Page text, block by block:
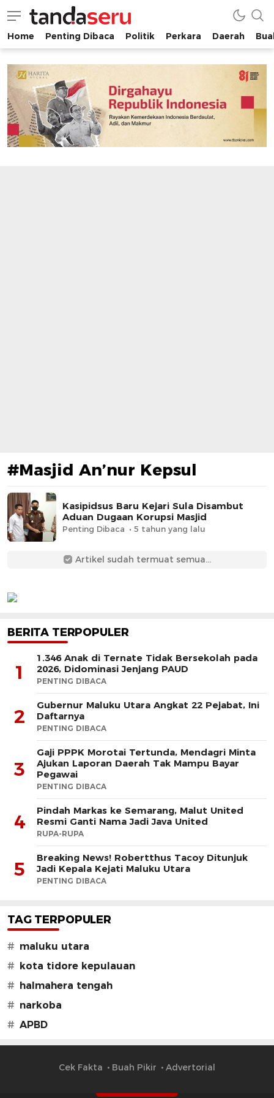
tandaseru.com | Penting Dibaca
tandaseru.com
Home Penting Dibaca Politik Perkara Daerah
#Masjid An’nur Kepsul
Kasipidsus Baru Kejari Sula Disambut
Aduan Dugaan Korupsi Masjid
Penting Dibaca 5 tahun yang lalu
Artikel sudah termuat semua...
BERITA TERPOPULER
1
1.346 Anak di Ternate Tidak Bersekolah pada
2026, Didominasi Jenjang PAUD
PENTING DIBACA
2
Gubernur Maluku Utara Angkat 22 Pejabat, Ini
Daftarnya
PENTING DIBACA
3
Gaji PPPK Morotai Tertunda, Mendagri Minta
Ajukan Laporan Daerah Tak Mampu Bayar
Pegawai
PENTING DIBACA
4
Pindah Markas ke Semarang, Malut United
Resmi Ganti Nama Jadi Java United
RUPA-RUPA
5
Breaking News! Robertthus Tacoy Ditunjuk
Jadi Kepala Kejati Maluku Utara
PENTING DIBACA
TAG TERPOPULER
# maluku utara
# kota tidore kepulauan
# halmahera tengah
# narkoba
# APBD
Cek Fakta Buah Pikir Advertorial